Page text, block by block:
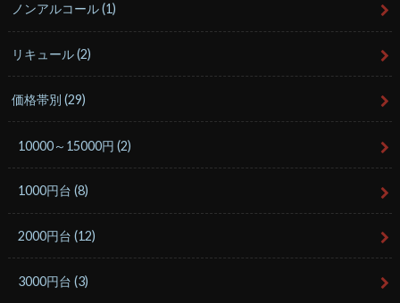
ノンアルコール(1)
リキュール(2)
価格帯別(29)
10000～15000円(2)
1000円台(8)
2000円台(12)
3000円台(3)